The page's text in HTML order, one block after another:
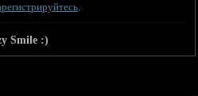
.
Smile :)